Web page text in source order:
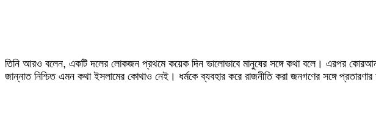
‎তিনি আরও বলেন, একটি দলের লোকজন প্রথমে কয়েক দিন ভালোভাবে মানুষের সঙ্গে কথা বলে। এরপর কোরআন
জান্নাত নিশ্চিত এমন কথা ইসলামের কোথাও নেই। ধর্মকে ব্যবহার করে রাজনীতি করা জনগণের সঙ্গে প্রতারণার